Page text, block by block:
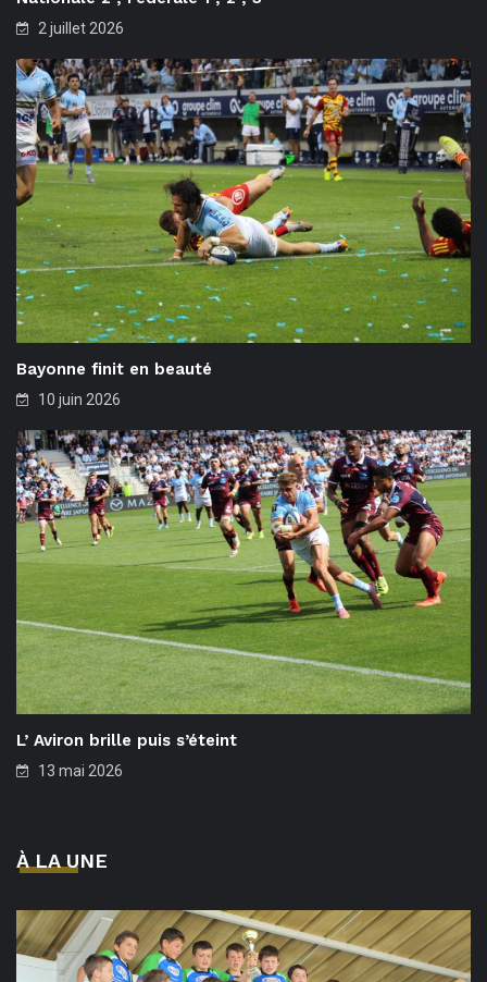
2 juillet 2026
Bayonne finit en beauté
10 juin 2026
L’ Aviron brille puis s’éteint
13 mai 2026
À LA UNE